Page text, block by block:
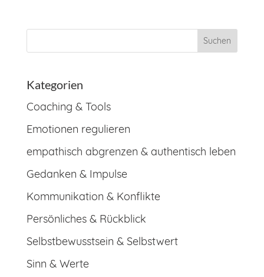
Kategorien
Coaching & Tools
Emotionen regulieren
empathisch abgrenzen & authentisch leben
Gedanken & Impulse
Kommunikation & Konflikte
Persönliches & Rückblick
Selbstbewusstsein & Selbstwert
Sinn & Werte